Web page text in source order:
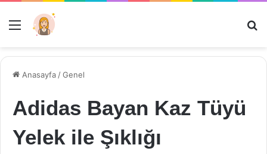
Menü
Anasayfa /Genel
Adidas Bayan Kaz Tüyü
Yelek ile Şıklığı